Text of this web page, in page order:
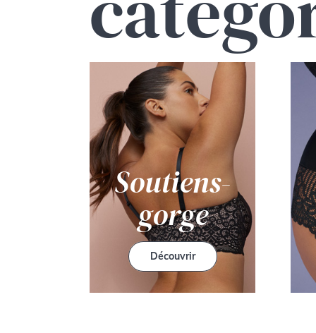
Soutiens-
gorge
Découvrir